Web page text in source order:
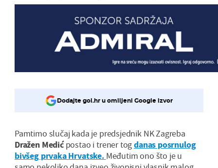
Dodajte gol.hr u omiljeni Google izvor
Pamtimo slučaj kada je predsjednik NK Zagreba
Dražen Medićpostao i trener togdanas posrnulog
bivšeg prvaka Hrvatske. Međutim ono što je u